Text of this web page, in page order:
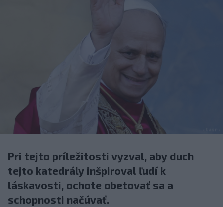
Pri tejto príležitosti vyzval, aby duch
tejto katedrály inšpiroval ľudí k
láskavosti, ochote obetovať sa a
schopnosti načúvať.